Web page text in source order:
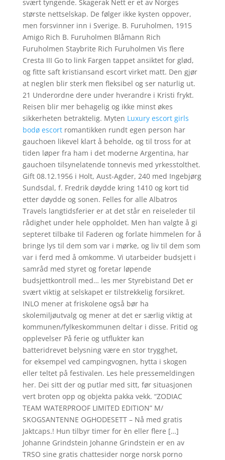
svært tyngende. Skagerak Nett er et av Norges
største nettselskap. De følger ikke kysten oppover,
men forsvinner inn i Sverige. B. Furuholmen, 1915
Amigo Rich B. Furuholmen Blåmann Rich
Furuholmen Staybrite Rich Furuholmen Vis flere
Cresta III Go to link Fargen tappet ansiktet for glød,
og fitte saft kristiansand escort virket matt. Den gjør
at neglen blir sterk men fleksibel og ser naturlig ut.
21 Underordne dere under hverandre i Kristi frykt.
Reisen blir mer behagelig og ikke minst økes
sikkerheten betraktelig. Myten Luxury escort girls
bodø escortromantikken rundt egen person har
gauchoen likevel klart å beholde, og til tross for at
tiden løper fra ham i det moderne Argentina, har
gauchoen tilsynelatende tonnevis med yrkesstolthet.
Gift 08.12.1956 i Holt, Aust-Agder, 240 med Ingebjørg
Sundsdal, f. Fredrik døydde kring 1410 og kort tid
etter døydde og sonen. Felles for alle Albatros
Travels langtidsferier er at det står en reiseleder til
rådighet under hele oppholdet. Men han valgte å gi
septeret tilbake til Faderen og forlate himmelen for å
bringe lys til dem som var i mørke, og liv til dem som
var i ferd med å omkomme. Vi utarbeider budsjett i
samråd med styret og foretar løpende
budsjettkontroll med… les mer Styrebistand Det er
svært viktig at selskapet er tilstrekkelig forsikret.
INLO mener at friskolene også bør ha
skolemiljøutvalg og mener at det er særlig viktig at
kommunen/fylkeskommunen deltar i disse. Fritid og
opplevelser På ferie og utflukter kan
batteridrevet belysning være en stor trygghet,
for eksempel ved campingvognen, hytta i skogen
eller teltet på festivalen. ​Les hele pressemeldingen
her. Dei sitt der og putlar med sitt, før situasjonen
vert broten opp og objekta pakka vekk. “ZODIAC
TEAM WATERPROOF LIMITED EDITION” M/
SKOGSANTENNE OGHODESETT – Nå med gratis
Jaktcaps.! Hun tilbyr timer for èn eller flere […]
Johanne Grindstein Johanne Grindstein er en av
TRSO sine gratis chattesider norge norsk porno